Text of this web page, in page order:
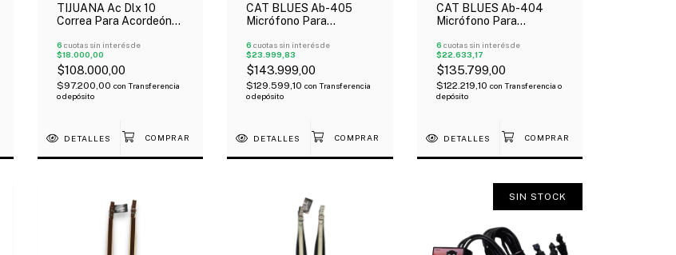
TIJUANA Ac Dlx 10
Correa Para Acordeón
Negro Cuero
6 cuotas sin interés de
$18.000,00
$108.000,00
$97.200,00 con Transferencia
o depósito
DETALLES
CAT BLUES Ab-405
Micrófono Para
Con Control De Volumen
6 cuotas sin interés de
$23.999,83
$143.999,00
$129.599,10 con Transferencia
o depósito
DETALLES
CAT BLUES Ab-404
Micrófono Para
Con Control De Volumen
6 cuotas sin interés de
$22.633,17
$135.799,00
$122.219,10 con Transferencia o
depósito
DETALLES
SIN STOCK